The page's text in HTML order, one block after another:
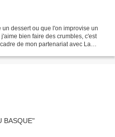
dessert ou que l'on improvise un
bien faire des crumbles, c'est
de mon partenariat avec La